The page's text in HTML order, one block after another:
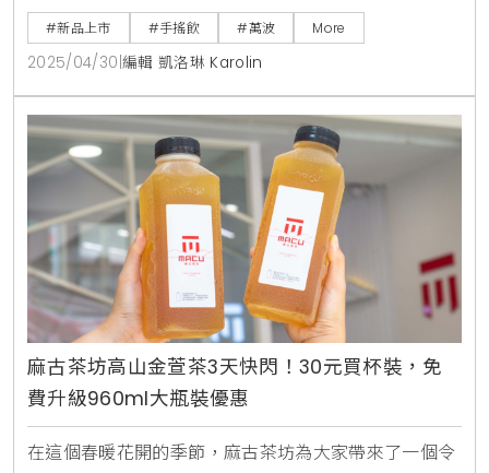
「杏花雨露」同步回歸，讓杏仁控一次滿足。除了新品
吸引目光，還有兩大加碼優惠：5/1～5/4、5/9～
5/11，只要現場買指定新品，加5元就能多一份滑嫩杏仁
凍；另外4/25起到「你訂」平台買鳳梨系列飲品，還送
10元折價券，幫你下一杯再省一波。金鑽鳳梨大爆香！
#新品上市 #手搖飲 #萬波 More
2025/04/30 編輯 凱洛琳 Karolin
麻古茶坊高山金萱茶3天快閃！30元買杯裝，免
費升級960ml大瓶裝優惠
在這個春暖花開的季節，麻古茶坊為大家帶來了一個令